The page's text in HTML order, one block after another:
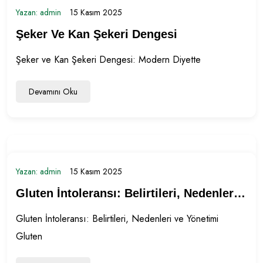
Kalitesi
Yazan: admin 15 Kasım 2025
Şeker Ve Kan Şekeri Dengesi
Şeker ve Kan Şekeri Dengesi: Modern Diyette
Devamını Oku
Yazan: admin 15 Kasım 2025
Gluten İntoleransı: Belirtileri, Nedenleri
Ve Yönetimi
Gluten İntoleransı: Belirtileri, Nedenleri ve Yönetimi
Gluten